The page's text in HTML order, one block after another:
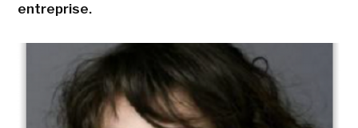
entreprise.